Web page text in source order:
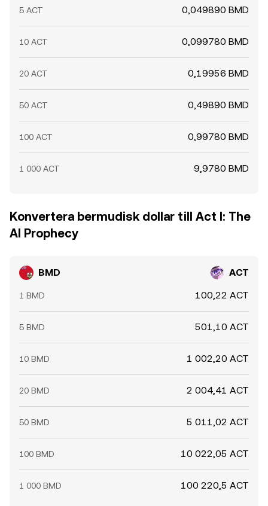
5 ACT 0,049890 BMD
10 ACT 0,099780 BMD
20 ACT 0,19956 BMD
50 ACT 0,49890 BMD
100 ACT 0,99780 BMD
1 000 ACT 9,9780 BMD
Konvertera bermudisk dollar till Act I: The
AI Prophecy
BMD ACT
1 BMD 100,22 ACT
5 BMD 501,10 ACT
10 BMD 1 002,20 ACT
20 BMD 2 004,41 ACT
50 BMD 5 011,02 ACT
100 BMD 10 022,05 ACT
1 000 BMD 100 220,5 ACT